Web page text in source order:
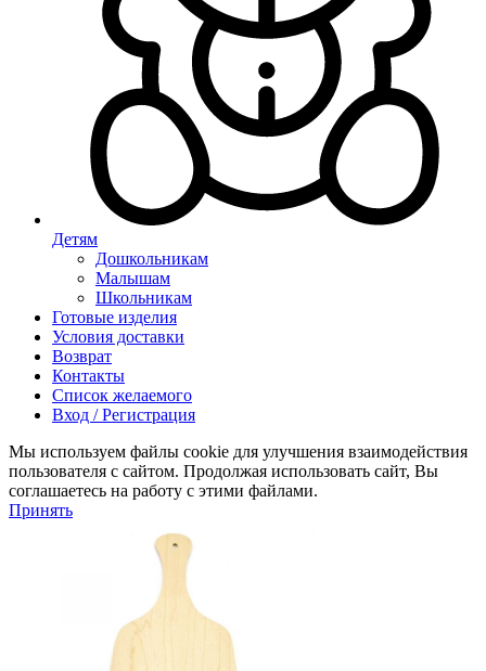
Детям
Дошкольникам
Малышам
Школьникам
Готовые изделия
Условия доставки
Возврат
Контакты
Список желаемого
Вход / Регистрация
Мы используем файлы cookie для улучшения взаимодействия
пользователя с сайтом. Продолжая использовать сайт, Вы
соглашаетесь на работу с этими файлами.
Принять